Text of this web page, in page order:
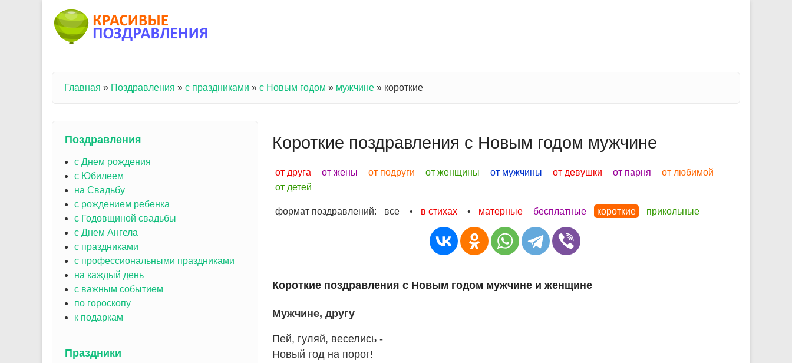
Вы здесь
Главная » Поздравления » с праздниками » с Новым годом » мужчине » короткие
Короткие поздравления с Новым годом мужчине
от друга от жены от подруги от женщины от мужчины от девушки от парня
от любимой
от детей
формат поздравлений: все • в стихах • матерные бесплатные короткие прикольные
Короткие поздравления с Новым годом мужчине и женщине
Мужчине, другу
Пей, гуляй, веселись -
Новый год на порог!
Поздравления
с Днем рождения
с Юбилеем
на Свадьбу
с рождением ребенка
с Годовщиной свадьбы
с Днем Ангела
с праздниками
с профессиональными праздниками
на каждый день
с важным событием
по гороскопу
к подаркам
Праздники